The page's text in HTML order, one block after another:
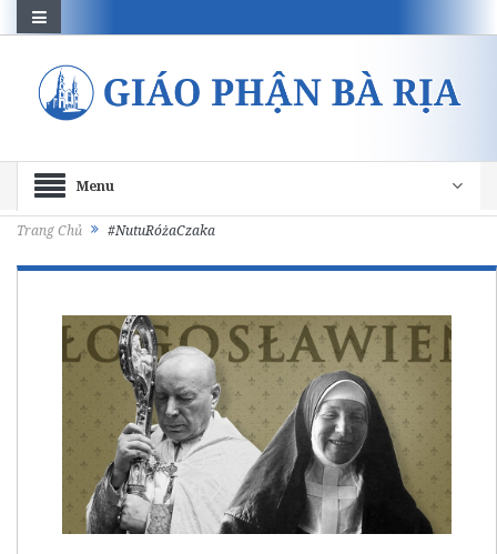
Menu
Trang Chủ #NutuRóżaCzaka